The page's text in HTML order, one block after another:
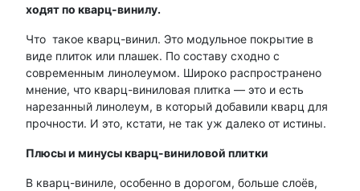
ходят по кварц-винилу.
Что такое кварц-винил. Это модульное покрытие в
виде плиток или плашек. По составу сходно с
современным линолеумом. Широко распространено
мнение, что кварц-виниловая плитка — это и есть
нарезанный линолеум, в который добавили кварц для
прочности. И это, кстати, не так уж далеко от истины.
Плюсы и минусы кварц-виниловой плитки
В кварц-виниле, особенно в дорогом, больше слоёв,